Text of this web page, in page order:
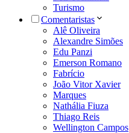
Turismo
Comentaristas
Alê Oliveira
Alexandre Simões
Edu Panzi
Emerson Romano
Fabrício
João Vitor Xavier
Marques
Nathália Fiuza
Thiago Reis
Wellington Campos